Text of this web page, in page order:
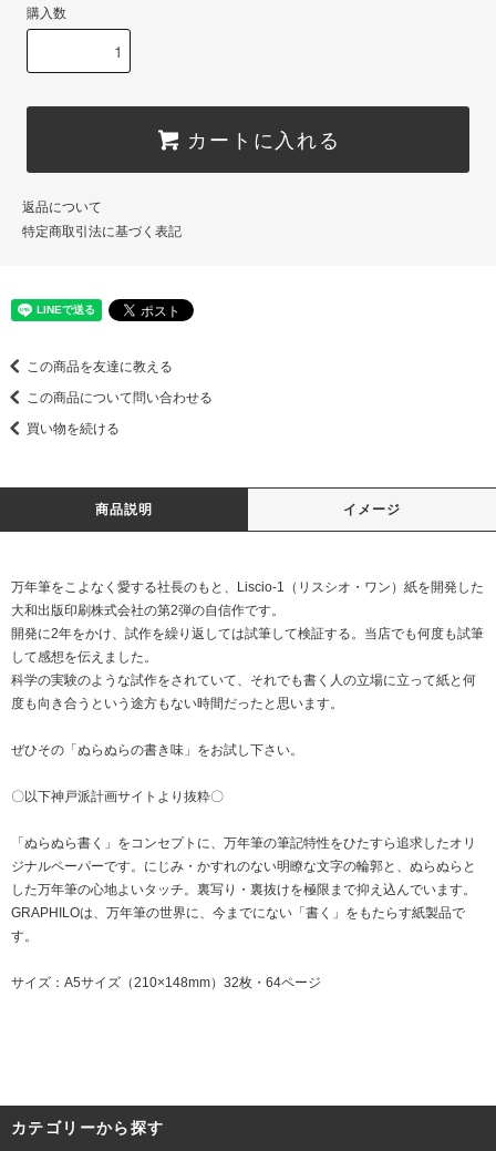
購入数
カートに入れる
返品について
特定商取引法に基づく表記
この商品を友達に教える
この商品について問い合わせる
買い物を続ける
商品説明 イメージ
万年筆をこよなく愛する社長のもと、Liscio-1（リスシオ・ワン）紙を開発した
大和出版印刷株式会社の第2弾の自信作です。
開発に2年をかけ、試作を繰り返しては試筆して検証する。当店でも何度も試筆
して感想を伝えました。
科学の実験のような試作をされていて、それでも書く人の立場に立って紙と何
度も向き合うという途方もない時間だったと思います。
ぜひその「ぬらぬらの書き味」をお試し下さい。
〇以下神戸派計画サイトより抜粋〇
「ぬらぬら書く」をコンセプトに、万年筆の筆記特性をひたすら追求したオリ
ジナルペーパーです。にじみ・かすれのない明瞭な文字の輪郭と、ぬらぬらと
した万年筆の心地よいタッチ。裏写り・裏抜けを極限まで抑え込んでいます。
GRAPHILOは、万年筆の世界に、今までにない「書く」をもたらす紙製品で
す。
サイズ：A5サイズ（210×148mm）32枚・64ページ
カテゴリーから探す